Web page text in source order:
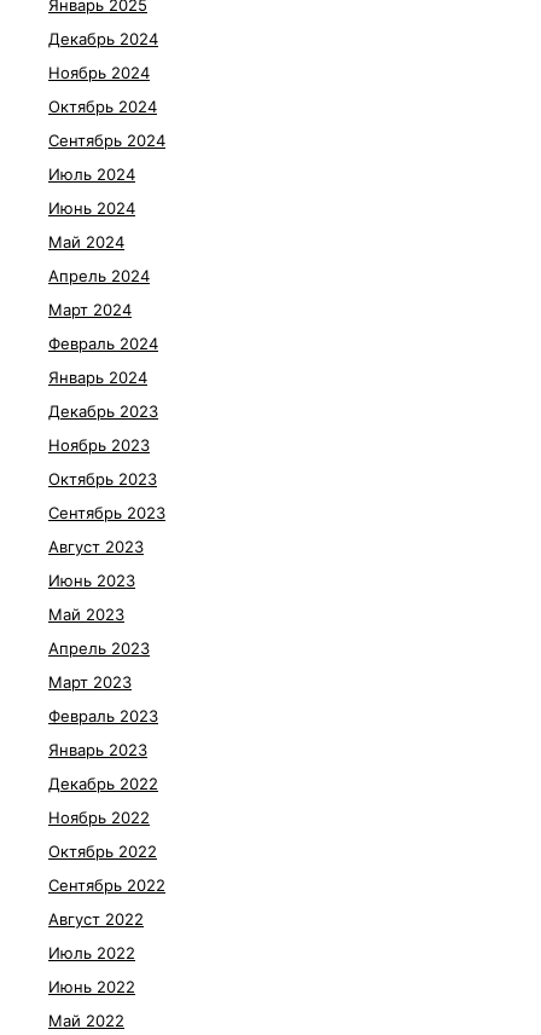
Январь 2025
Декабрь 2024
Ноябрь 2024
Октябрь 2024
Сентябрь 2024
Июль 2024
Июнь 2024
Май 2024
Апрель 2024
Март 2024
Февраль 2024
Январь 2024
Декабрь 2023
Ноябрь 2023
Октябрь 2023
Сентябрь 2023
Август 2023
Июнь 2023
Май 2023
Апрель 2023
Март 2023
Февраль 2023
Январь 2023
Декабрь 2022
Ноябрь 2022
Октябрь 2022
Сентябрь 2022
Август 2022
Июль 2022
Июнь 2022
Май 2022